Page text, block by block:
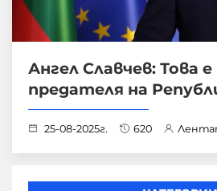
Ангел Славчев: Това
предателя на
25-08-2025г. 620